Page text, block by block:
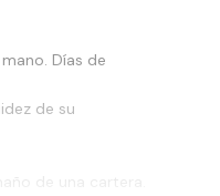
Días de
de su